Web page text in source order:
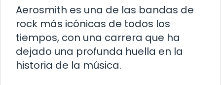
Aerosmith es una de las bandas de
rock más icónicas de todos los
tiempos, con una carrera que ha
dejado una profunda huella en la
historia de la música.